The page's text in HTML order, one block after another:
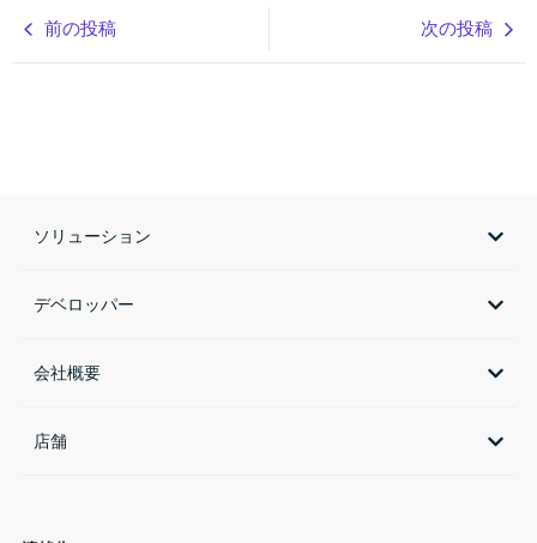
前の投稿 次の投稿
ソリューション
デベロッパー
会社概要
店舗​